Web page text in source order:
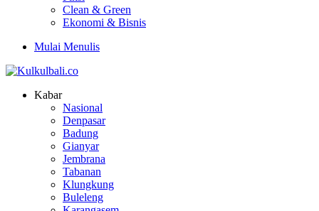
Clean & Green
Ekonomi & Bisnis
Mulai Menulis
Kabar
Nasional
Denpasar
Badung
Gianyar
Jembrana
Tabanan
Klungkung
Buleleng